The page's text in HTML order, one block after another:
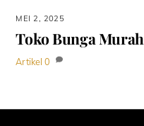
MEI 2, 2025
Toko Bunga Murah
Artikel 0